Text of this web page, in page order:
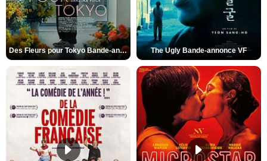
Des Fleurs pour Tokyo Bande-annonce VO STFR The Ugly Bande-annonce VF